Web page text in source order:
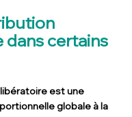
dans certains
est une
globale à la